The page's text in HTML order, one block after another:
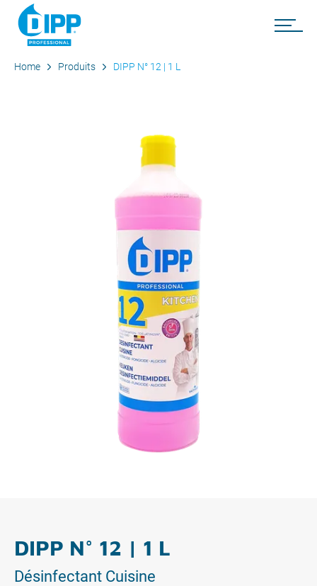
Home Produits DIPP N° 12 | 1 L
DIPP N° 12 | 1 L
Désinfectant Cuisine